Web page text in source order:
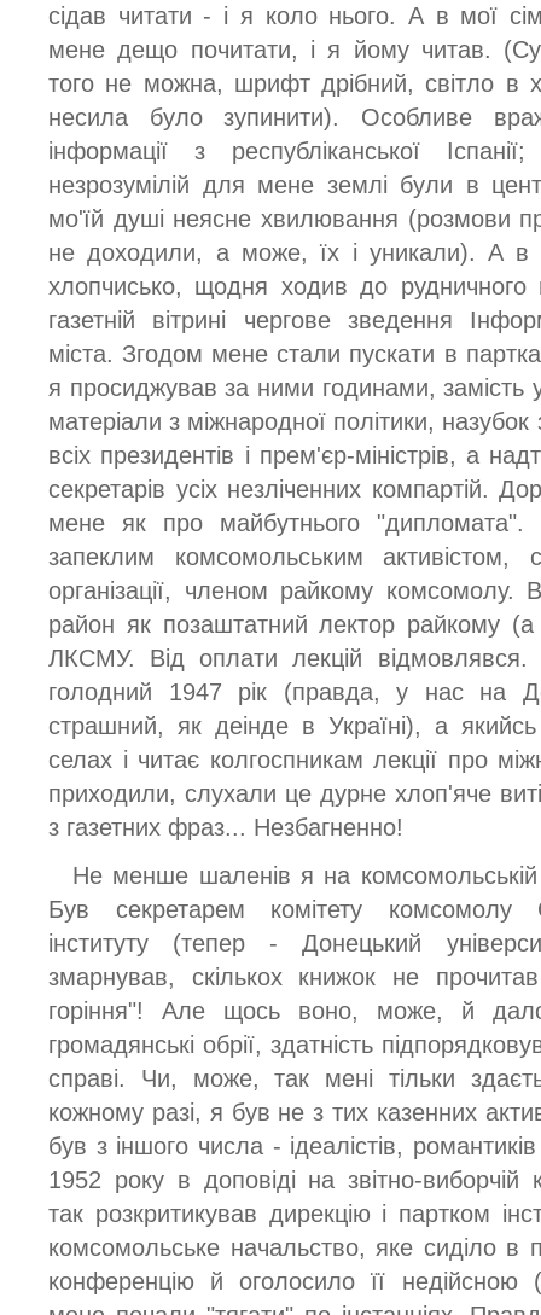
сідав читати - і я коло нього. А в мої
мене дещо почитати, і я йому читав.
того не можна, шрифт дрібний, світло в
несила було зупинити). Особливе
інформації з республіканської
незрозумілій для мене землі були в
мо'їй душі неясне хвилювання (розмови
не доходили, а може, їх і уникали). А в
хлопчисько, щодня ходив до
газетній вітрині чергове зведення
міста. Згодом мене стали пускати в
я просиджував за ними годинами, замість
матеріали з міжнародної політики, назубок
всіх президентів і прем'єр-міністрів, а
секретарів усіх незліченних компартій.
мене як про майбутнього
запеклим комсомольським активістом,
організації, членом райкому комсомолу.
район як позаштатний лектор райкому
ЛКСМУ. Від оплати лекцій відмовлявся.
голодний 1947 рік (правда, у нас на
страшний, як деінде в Україні), а
селах і читає колгоспникам лекції про
приходили, слухали це дурне хлоп'яче
з газетних фраз... Незбагненно!
Не менше шаленів я на комсомольській
Був секретарем комітету комсомолу
інституту (тепер - Донецький
змарнував, скількох книжок не
горіння"! Але щось воно, може, й дало:
громадянські обрії, здатність
справі. Чи, може, так мені тільки
кожному разі, я був не з тих казенних
був з іншого числа - ідеалістів,
1952 року в доповіді на звітно-виборчій
так розкритикував дирекцію і партком
комсомольське начальство, яке сиділо в
конференцію й оголосило її недійсною